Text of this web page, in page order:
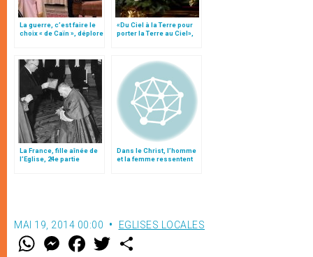
La guerre, c’est faire le
choix « de Caïn », déplore
«Du Ciel à la Terre pour
porter la Terre au Ciel»,
La France, fille aînée de
l’Eglise, 24e partie
Dans le Christ, l’homme
et la femme ressentent
MAI 19, 2014 00:00 EGLISES LOCALES
W M
e
F
a w